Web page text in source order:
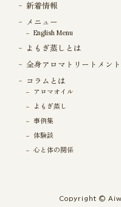
新着情報
メニュー
English Menu
よもぎ蒸しとは
全身アロマトリートメン
コラムとは
アロマオイル
よもぎ蒸し
事例集
体験談
心と体の関係
Copyright ©